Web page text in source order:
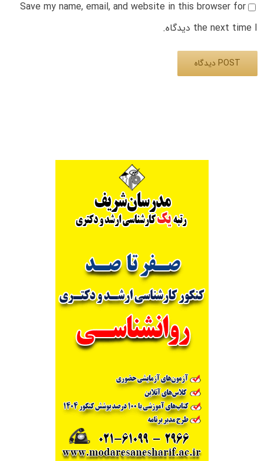
Save my name, email, and website in this browser for
the next time I دیدگاه.